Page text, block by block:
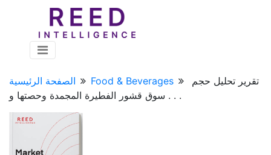
الصفحة الرئيسية Food & Beverages
تقرير تحليل حجم
سوق قشور الفطيرة المجمدة وحصتها و . . .